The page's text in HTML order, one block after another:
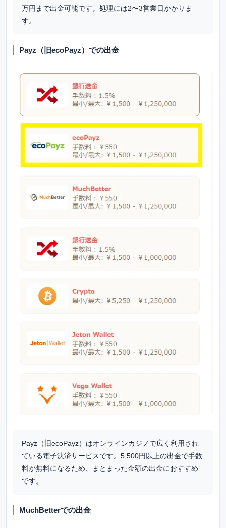
万円まで出金可能です。処理には2〜3営業日かかりま
す。
Payz（旧ecoPayz）での出金
Payz（旧ecoPayz）はオンラインカジノで広く利用され
ている電子決済サービスです。5,500円以上の出金で手数
料が無料になるため、まとまった金額の出金におすすめ
です。
MuchBetterでの出金